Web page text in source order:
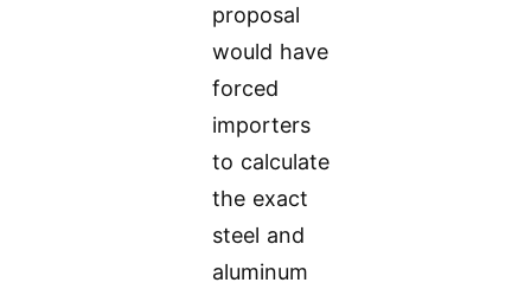
proposal
would have
forced
importers
to calculate
the exact
steel and
aluminum